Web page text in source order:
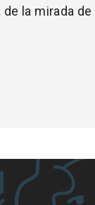
la mirada de